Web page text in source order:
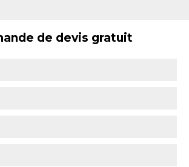
de devis gratuit